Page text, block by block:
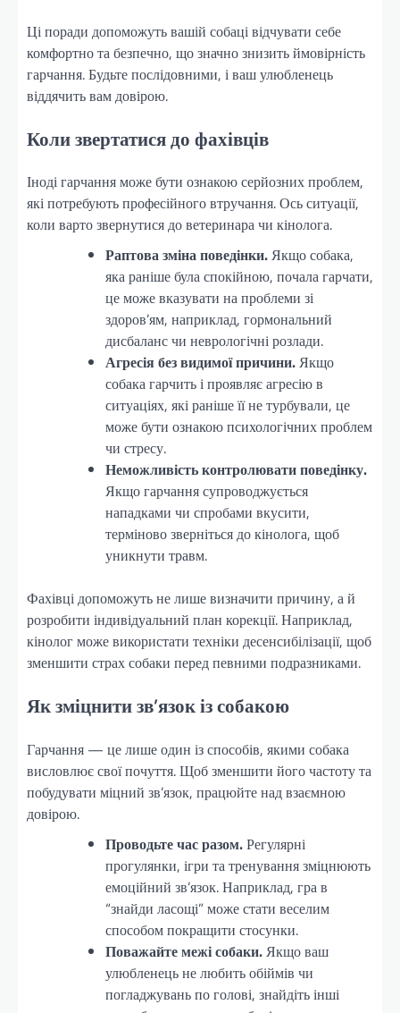
Ці поради допоможуть вашій собаці відчувати себе
комфортно та безпечно, що значно знизить ймовірність
гарчання. Будьте послідовними, і ваш улюбленець
віддячить вам довірою.
Коли звертатися до фахівців
Іноді гарчання може бути ознакою серйозних проблем,
які потребують професійного втручання. Ось ситуації,
коли варто звернутися до ветеринара чи кінолога.
Раптова зміна поведінки.Якщо собака,
яка раніше була спокійною, почала гарчати,
це може вказувати на проблеми зі
здоров’ям, наприклад, гормональний
дисбаланс чи неврологічні розлади.
Агресія без видимої причини.Якщо
собака гарчить і проявляє агресію в
ситуаціях, які раніше її не турбували, це
може бути ознакою психологічних проблем
чи стресу.
Неможливість контролювати поведінку.
Якщо гарчання супроводжується
нападками чи спробами вкусити,
терміново зверніться до кінолога, щоб
уникнути травм.
Фахівці допоможуть не лише визначити причину, а й
розробити індивідуальний план корекції. Наприклад,
кінолог може використати техніки десенсибілізації, щоб
зменшити страх собаки перед певними подразниками.
Як зміцнити зв’язок із собакою
Гарчання — це лише один із способів, якими собака
висловлює свої почуття. Щоб зменшити його частоту та
побудувати міцний зв’язок, працюйте над взаємною
довірою.
Проводьте час разом.Регулярні
прогулянки, ігри та тренування зміцнюють
емоційний зв’язок. Наприклад, гра в
“знайди ласощі” може стати веселим
способом покращити стосунки.
Поважайте межі собаки.Якщо ваш
улюбленець не любить обіймів чи
погладжувань по голові, знайдіть інші